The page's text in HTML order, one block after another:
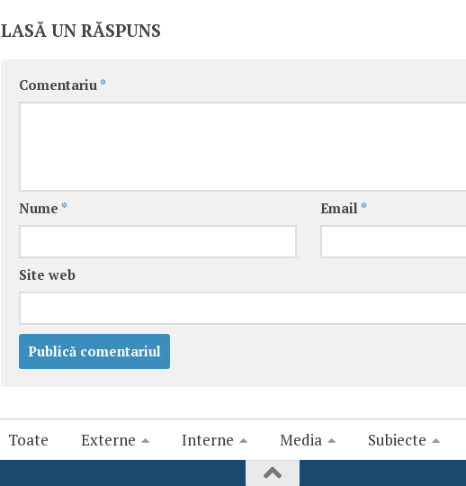
LASĂ UN RĂSPUNS
Comentariu *
Nume * Email *
Site web
Toate Externe Interne Media Subiecte